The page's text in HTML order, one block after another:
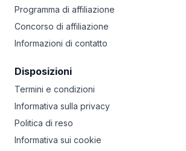
Programma di affiliazione
Concorso di affiliazione
Informazioni di contatto
Disposizioni
Termini e condizioni
Informativa sulla privacy
Politica di reso
Informativa sui cookie